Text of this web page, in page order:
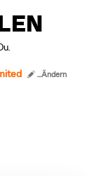
...Ändern